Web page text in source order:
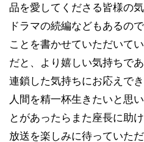
品を愛してくださる皆様の
ドラマの続編などもあるの
ことを書かせていただいて
だと、より嬉しい気持ちで
連鎖した気持ちにお応えで
人間を精一杯生きたいと思
とがあったらまた座長に助
放送を楽しみに待っていた